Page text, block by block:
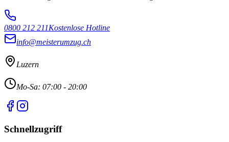
0800 212 211Kostenlose Hotline
info@meisterumzug.ch
Luzern
Mo-Sa: 07:00 - 20:00
Schnellzugriff